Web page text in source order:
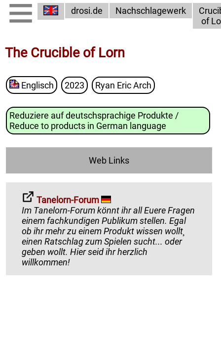
drosi.de Nachschlagewerk
of
The Crucible of Lorn
Englisch 2023 Ryan Eric Arch
Reduziere auf deutschsprachige Produkte /
Reduce to products in German language
Web Links
Tanelorn-Forum
Im Tanelorn-Forum könnt ihr all Euere Fragen
einem fachkundigen Publikum stellen. Egal
ob ihr mehr zu einem Produkt wissen wollt¸
einen Ratschlag zum Spielen sucht... oder
geben wollt. Hier seid ihr herzlich
willkommen!